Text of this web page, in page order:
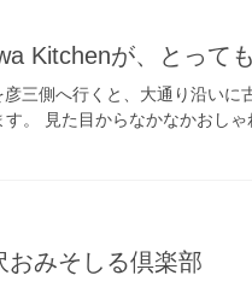
Kitchenが、とっても
三側へ行くと、大通り沿いに
。 見た目からなかなかおしゃ
みそしる倶楽部